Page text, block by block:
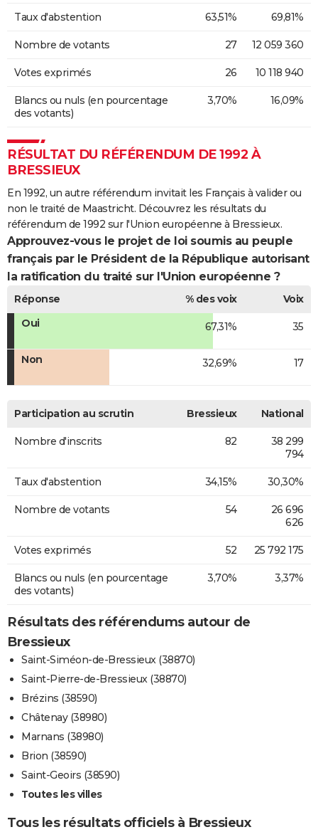
Taux d'abstention 63,51% 69,81%
Nombre de votants 27 12 059 360
Votes exprimés 26 10 118 940
Blancs ou nuls (en pourcentage
des votants)
3,70% 16,09%
RÉSULTAT DU RÉFÉRENDUM DE 1992 À
BRESSIEUX
En 1992, un autre référendum invitait les Français à valider ou
non le traité de Maastricht. Découvrez les résultats du
référendum de 1992 sur l'Union européenne à Bressieux.
Approuvez-vous le projet de loi soumis au peuple
français par le Président de la République autorisant
la ratification du traité sur l'Union européenne ?
Réponse % des voix
Voix
Oui
67,31% 35
Non 32,69% 17
Participation au scrutin Bressieux National
Nombre d'inscrits 82
38 299
794
Taux d'abstention 34,15% 30,30%
Nombre de votants 54
26 696
626
Votes exprimés 52 25 792 175
Blancs ou nuls (en pourcentage
des votants)
3,70% 3,37%
Résultats des référendums autour de
Bressieux
Saint-Siméon-de-Bressieux (38870)
Saint-Pierre-de-Bressieux (38870)
Brézins (38590)
Châtenay (38980)
Marnans (38980)
Brion (38590)
Saint-Geoirs (38590)
Toutes les villes
Tous les résultats officiels à Bressieux